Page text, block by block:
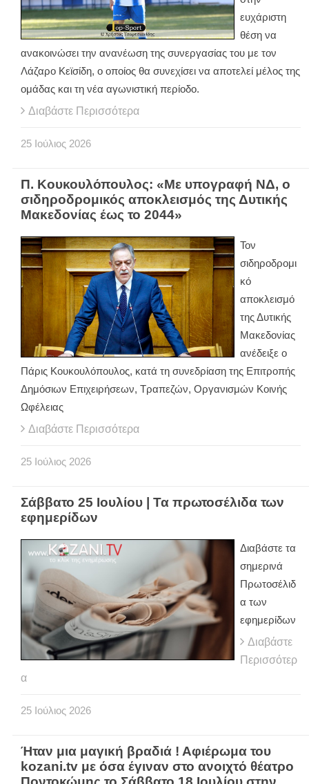
ευχάριστη
θέση να
ανακοινώσει την ανανέωση της συνεργασίας του με τον
Λάζαρο Κεϊσίδη, ο οποίος θα συνεχίσει να αποτελεί μέλος της
ομάδας και τη νέα αγωνιστική περίοδο.
Διαβάστε Περισσότερα
25 Ιούλιος 2026
Π. Κουκουλόπουλος: «Με υπογραφή ΝΔ, ο
σιδηροδρομικός αποκλεισμός της Δυτικής
Μακεδονίας έως το 2044»
Τον
σιδηροδρομι
κό
αποκλεισμό
της Δυτικής
Μακεδονίας
ανέδειξε ο
Πάρις Κουκουλόπουλος, κατά τη συνεδρίαση της Επιτροπής
Δημόσιων Επιχειρήσεων, Τραπεζών, Οργανισμών Κοινής
Ωφέλειας
Διαβάστε Περισσότερα
25 Ιούλιος 2026
Σάββατο 25 Ιουλίου | Τα πρωτοσέλιδα των
εφημερίδων
Διαβάστε τα
σημερινά
Πρωτοσέλιδ
α των
εφημερίδων
Διαβάστε
Περισσότερ
α
25 Ιούλιος 2026
Ήταν μια μαγική βραδιά ! Αφιέρωμα του
kozani.tv με όσα έγιναν στο ανοιχτό θέατρο